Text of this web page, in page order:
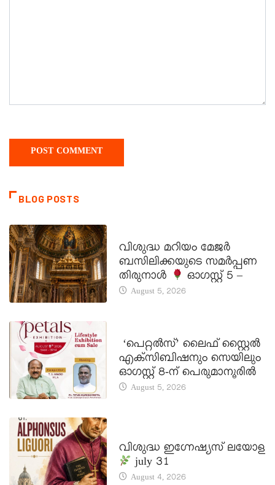
BLOG POSTS
വിശുദ്ധ മറിയം മേജർ
ബസിലിക്കയുടെ സമർപ്പണ
തിരുനാൾ
ഓഗസ്റ്റ് 5 –
August 5, 2026
‘പെറ്റൽസ്’ ലൈഫ് സ്റ്റൈൽ
എക്സിബിഷനും സെയിലും
ഓഗസ്റ്റ് 8-ന് പെരുമാനൂരിൽ
August 5, 2026
വിശുദ്ധ ഇഗ്നേഷ്യസ് ലയോള
july 31
August 4, 2026